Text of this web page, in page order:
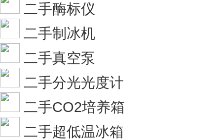
二手酶标仪
二手制冰机
二手真空泵
二手分光光度计
二手CO2培养箱
二手超低温冰箱